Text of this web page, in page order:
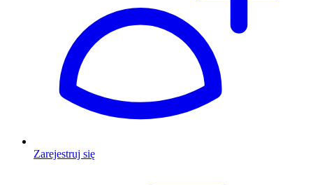
Zarejestruj się